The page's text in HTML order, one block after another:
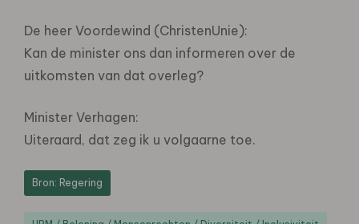
De heer Voordewind (ChristenUnie):
Kan de minister ons dan informeren over de
uitkomsten van dat overleg?
Minister Verhagen:
Uiteraard, dat zeg ik u volgaarne toe.
Bron: Regering